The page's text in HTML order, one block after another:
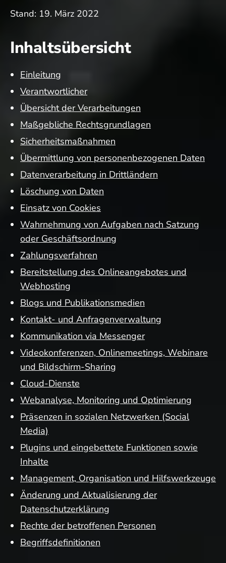
Stand: 19. März 2022
Inhaltsübersicht
Einleitung
Verantwortlicher
Übersicht der Verarbeitungen
Maßgebliche Rechtsgrundlagen
Sicherheitsmaßnahmen
Übermittlung von personenbezogenen Daten
Datenverarbeitung in Drittländern
Löschung von Daten
Einsatz von Cookies
Wahrnehmung von Aufgaben nach Satzung
oder Geschäftsordnung
Zahlungsverfahren
Bereitstellung des Onlineangebotes und
Webhosting
Blogs und Publikationsmedien
Kontakt- und Anfragenverwaltung
Kommunikation via Messenger
Videokonferenzen, Onlinemeetings, Webinare
und Bildschirm-Sharing
Cloud-Dienste
Webanalyse, Monitoring und Optimierung
Präsenzen in sozialen Netzwerken (Social
Media)
Plugins und eingebettete Funktionen sowie
Inhalte
Management, Organisation und Hilfswerkzeuge
Änderung und Aktualisierung der
Datenschutzerklärung
Rechte der betroffenen Personen
Begriffsdefinitionen